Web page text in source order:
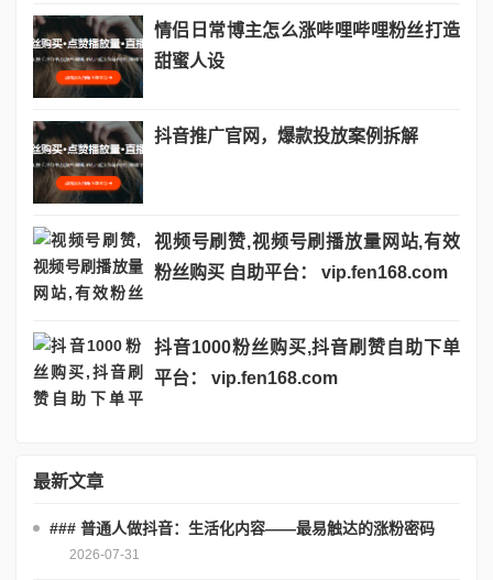
情侣日常博主怎么涨哔哩哔哩粉丝打造
甜蜜人设
抖音推广官网，爆款投放案例拆解
视频号刷赞,视频号刷播放量网站,有效
粉丝购买 自助平台： vip.fen168.com
抖音1000粉丝购买,抖音刷赞自助下单
平台： vip.fen168.com
最新文章
### 普通人做抖音：生活化内容——最易触达的涨粉密码
2026-07-31